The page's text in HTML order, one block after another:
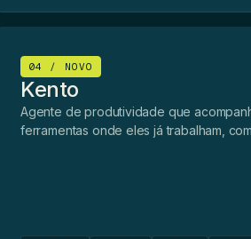
04 / NOVO
Kento
Agente de produtividade que
ferramentas onde eles já trabalham,